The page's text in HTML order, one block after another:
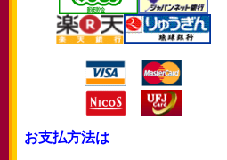
お支払方法は